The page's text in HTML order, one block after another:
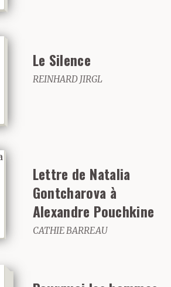
de son père,
au
d’Atzanos,
1922.
Avgoustis,
avait
fille de trois
de sa
le petit
Le Silence
REINHARD JIRGL
Lettre de Natalia
Gontcharova à
Alexandre Pouchkine
CATHIE BARREAU